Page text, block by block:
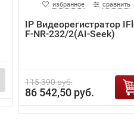
избранное сравнить
IP Видеорегистратор
F-NR-232/2(AI-Seek)
115 390 руб.
86 542,50 руб.